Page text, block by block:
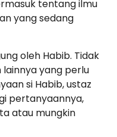
tentang ilmu
yang sedang
oleh Habib. Tidak
yang perlu
si Habib, ustaz
pertanyaannya,
atau mungkin